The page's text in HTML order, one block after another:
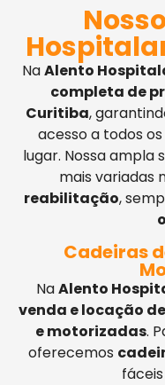
NaAlento
completa de
Curitiba,
acesso a todos
lugar. Nossa ampla
mais variadas
reabilitação,
Cadeiras
NaAlento
venda e locação
e motorizadas.
oferecemos